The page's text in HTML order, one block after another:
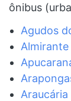
ônibus
Agudos
Araucária